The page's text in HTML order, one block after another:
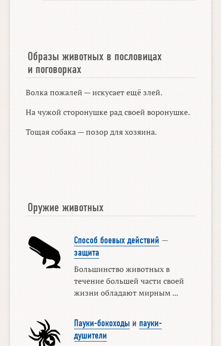
Образы животных в пословицах
и поговорках
Волка пожалей — искусает ещё злей.
На чужой сторонушке рад своей воронушке.
Тощая собака — позор для хозяина.
Оружие животных
Способ боевых действий —
защита
Большинство животных в
течение большей части своей
жизни обладают мирным ...
Пауки-бокоходыи пауки-
душители